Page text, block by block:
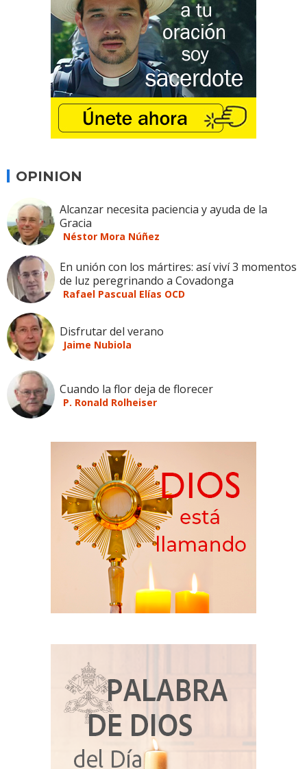
OPINION
Alcanzar necesita paciencia y ayuda de la
Gracia
Néstor Mora Núñez
En unión con los mártires: así viví 3 momentos
de luz peregrinando a Covadonga
Rafael Pascual Elías OCD
Disfrutar del verano
Jaime Nubiola
Cuando la flor deja de florecer
P. Ronald Rolheiser